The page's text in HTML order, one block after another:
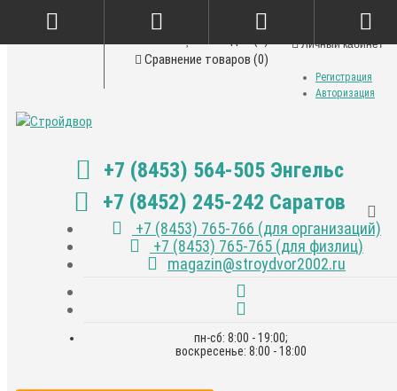
Личный кабинет
Регистрация
Авторизация
Сравнение товаров (0)
+7 (8453) 564-505 Энгельс
+7 (8452) 245-242 Саратов
+7 (8453) 765-766 (для организаций)
+7 (8453) 765-765 (для физлиц)
magazin@stroydvor2002.ru
пн-сб: 8:00 - 19:00;
воскресенье: 8:00 - 18:00